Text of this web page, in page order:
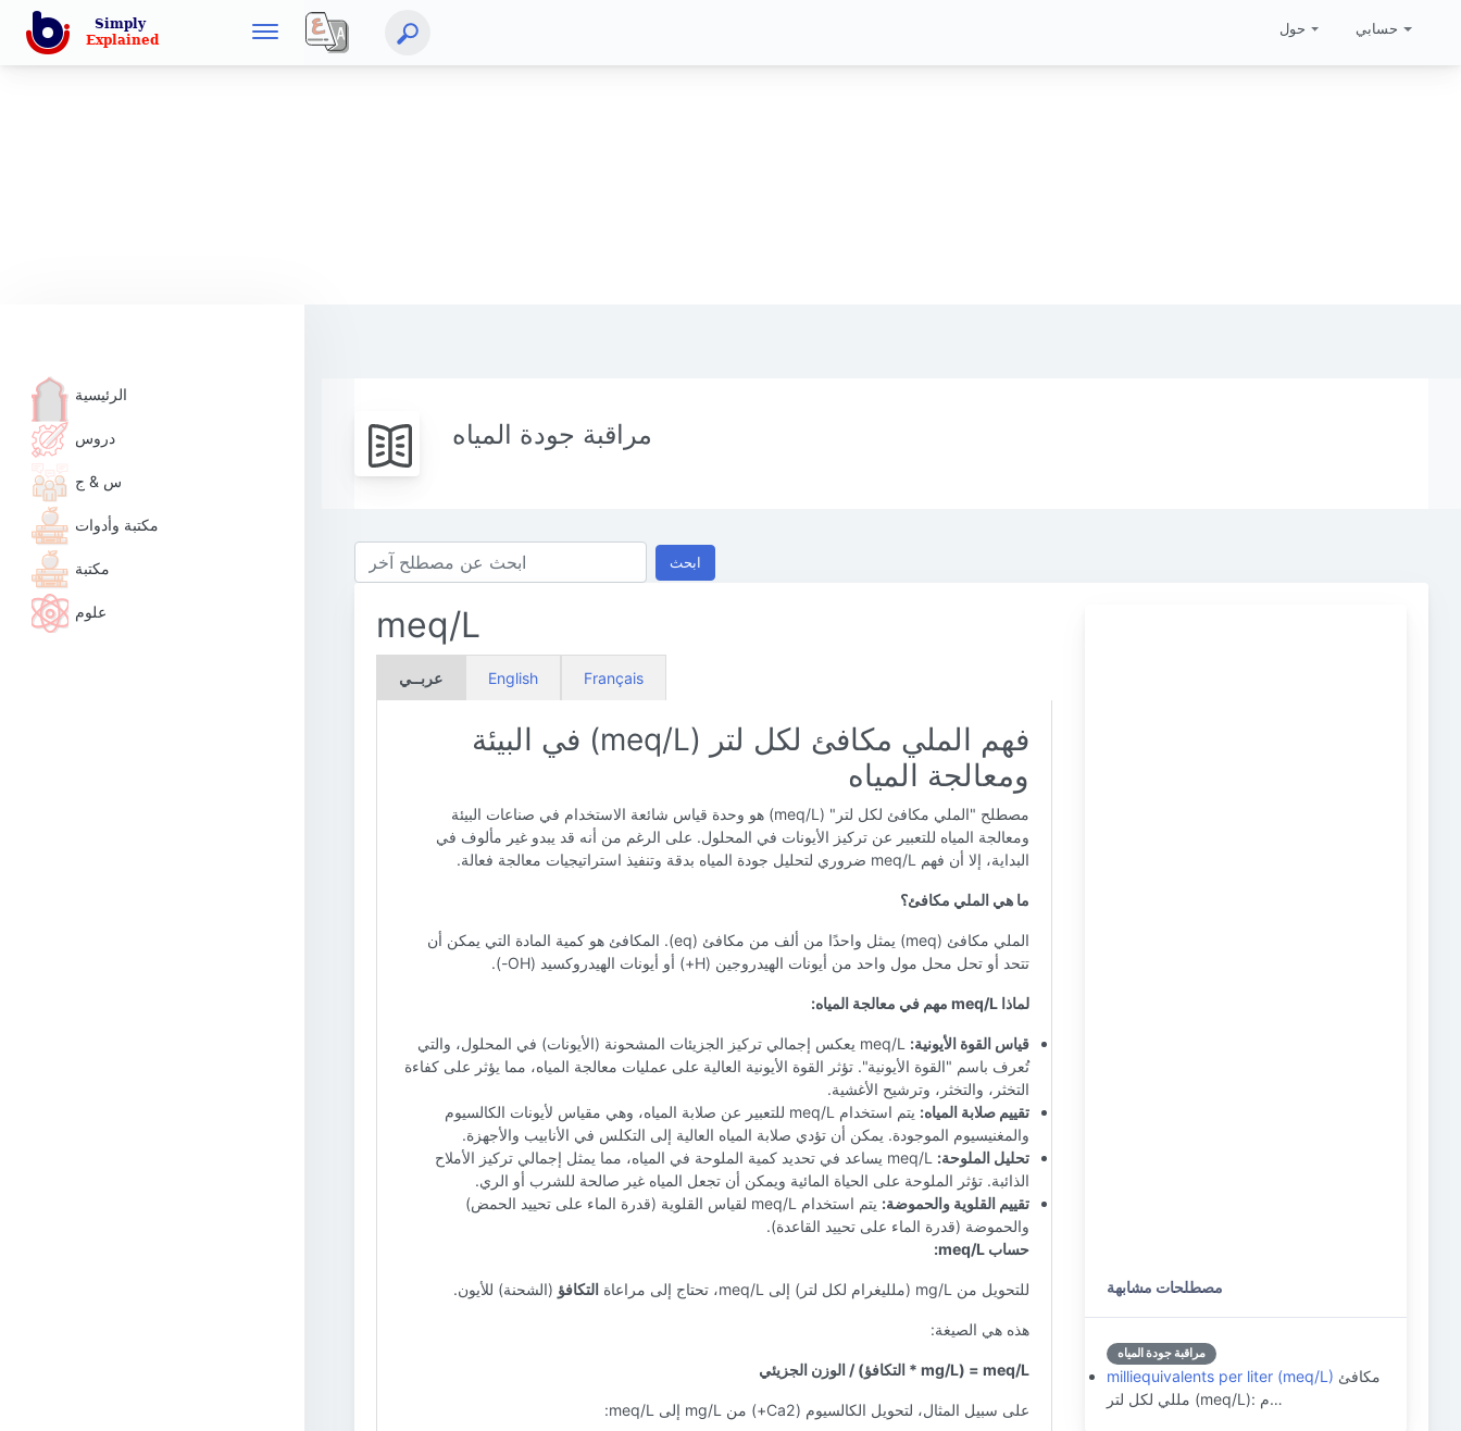
حول حسابي
الرئيسية
دروس
س & ج
مكتبة وأدوات
مكتبة
علوم
مراقبة جودة المياه
ابحث
meq/L
عربــي English Français
فهم الملي مكافئ لكل لتر (meq/L) في البيئة
ومعالجة المياه
مصطلح "الملي مكافئ لكل لتر" (meq/L) هو وحدة قياس شائعة الاستخدام في صناعات البيئة
ومعالجة المياه للتعبير عن تركيز الأيونات في المحلول. على الرغم من أنه قد يبدو غير مألوف في
البداية، إلا أن فهم meq/L ضروري لتحليل جودة المياه بدقة وتنفيذ استراتيجيات معالجة فعالة.
ما هي الملي مكافئ؟
الملي مكافئ (meq) يمثل واحدًا من ألف من مكافئ (eq). المكافئ هو كمية المادة التي يمكن أن
تتحد أو تحل محل مول واحد من أيونات الهيدروجين (H+) أو أيونات الهيدروكسيد (OH-).
لماذا meq/L مهم في معالجة المياه:
قياس القوة الأيونية:
meq/L يعكس إجمالي تركيز الجزيئات المشحونة (الأيونات) في المحلول، والتي
تُعرف باسم "القوة الأيونية". تؤثر القوة الأيونية العالية على عمليات معالجة المياه، مما يؤثر على كفاءة
التخثر، والتخثر، وترشيح الأغشية.
تقييم صلابة المياه:
يتم استخدام meq/L للتعبير عن صلابة المياه، وهي مقياس لأيونات الكالسيوم
والمغنيسيوم الموجودة. يمكن أن تؤدي صلابة المياه العالية إلى التكلس في الأنابيب والأجهزة.
تحليل الملوحة:
meq/L يساعد في تحديد كمية الملوحة في المياه، مما يمثل إجمالي تركيز الأملاح
الذائبة. تؤثر الملوحة على الحياة المائية ويمكن أن تجعل المياه غير صالحة للشرب أو الري.
تقييم القلوية والحموضة:
يتم استخدام meq/L لقياس القلوية (قدرة الماء على تحييد الحمض)
والحموضة (قدرة الماء على تحييد القاعدة).
حساب meq/L:
للتحويل من mg/L (ملليغرام لكل لتر) إلى meq/L، تحتاج إلى مراعاة التكافؤ (الشحنة) للأيون.
هذه هي الصيغة:
meq/L = (mg/L * التكافؤ) / الوزن الجزيئي
على سبيل المثال، لتحويل الكالسيوم (Ca2+) من mg/L إلى meq/L:
مصطلحات مشابهة
مراقبة جودة المياه
milliequivalents per liter (meq/L)
مللي لكل لتر (meq/L): م…